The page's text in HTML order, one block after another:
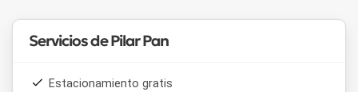
Servicios de Pilar Pan
Estacionamiento gratis